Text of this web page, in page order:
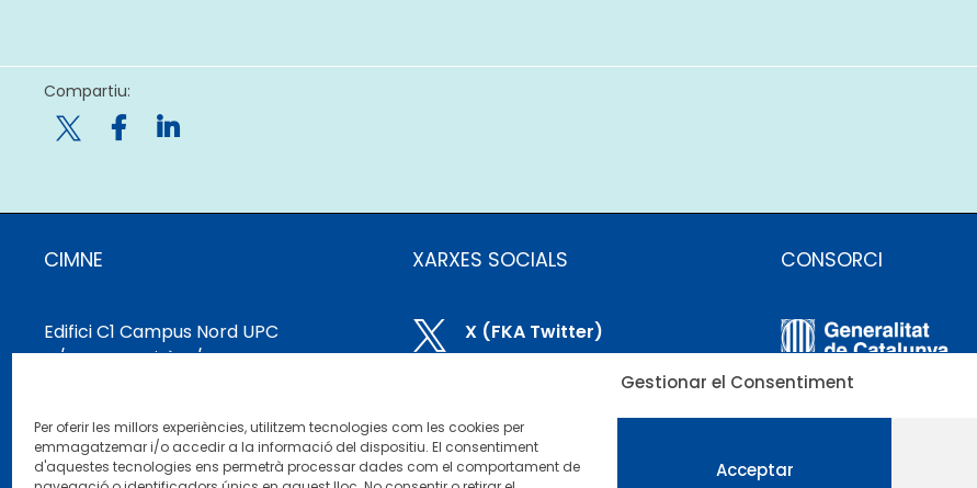
Gestionar el Consentiment
Per oferir les millors experiències, utilitzem tecnologies com les cookies per
emmagatzemar i/o accedir a la informació del dispositiu. El consentiment
d'aquestes tecnologies ens permetrà processar dades com el comportament de
Acceptar
Compartiu:

CIMNE
Edifici C1 Campus Nord UPC
C/ Gran Capità, S/N
+34 93 401 74 95
XARXES SOCIALS
 X (FKA Twitter)
 LinkedIn
CONSORCI